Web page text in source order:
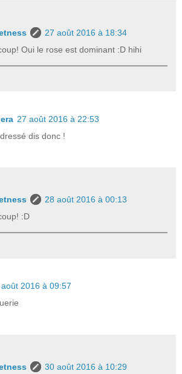
27 août 2016 à 18:34
Oui le rose est dominant :D hihi
27 août 2016 à 22:53
dis donc !
28 août 2016 à 00:13
:D
2016 à 09:57
30 août 2016 à 10:29